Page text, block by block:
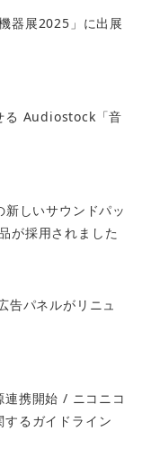
器展2025」に出展
る Audiostock「音
しいサウンドパッ
が採用されました
告パネルがリニュ
連携開始 / ニコニコ
るガイドライン